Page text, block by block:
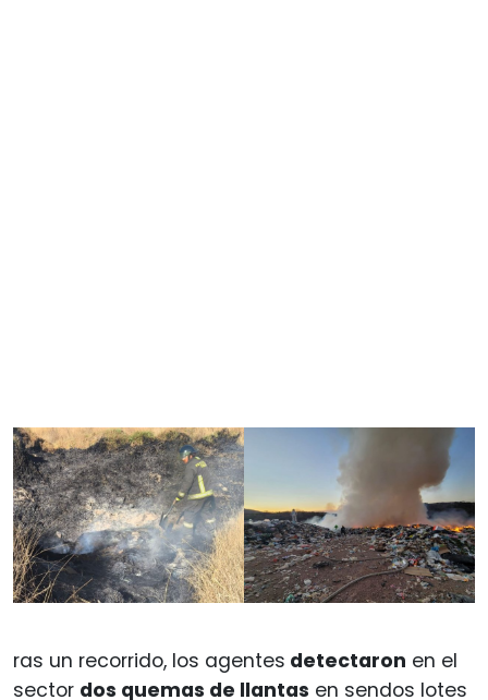
ras un recorrido, los agentes detectaron en el
sector dos quemas de llantas en sendos lotes